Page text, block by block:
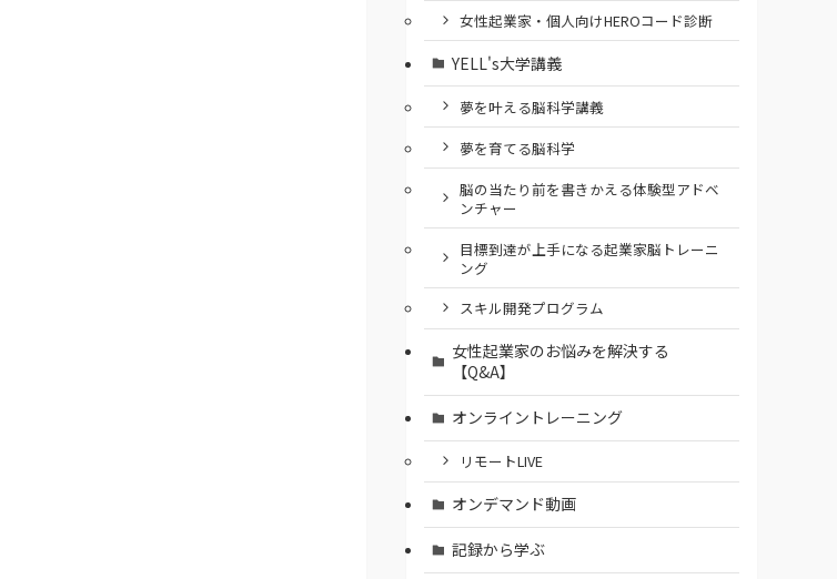
女性起業家・個人向けHEROコード診断
YELL's大学講義
夢を叶える脳科学講義
夢を育てる脳科学
脳の当たり前を書きかえる体験型アドベ
ンチャー
⽬標到達が上⼿になる起業家脳トレーニ
ング
スキル開発プログラム
女性起業家のお悩みを解決する
【Q&A】
オンライントレーニング
リモートLIVE
オンデマンド動画
記録から学ぶ